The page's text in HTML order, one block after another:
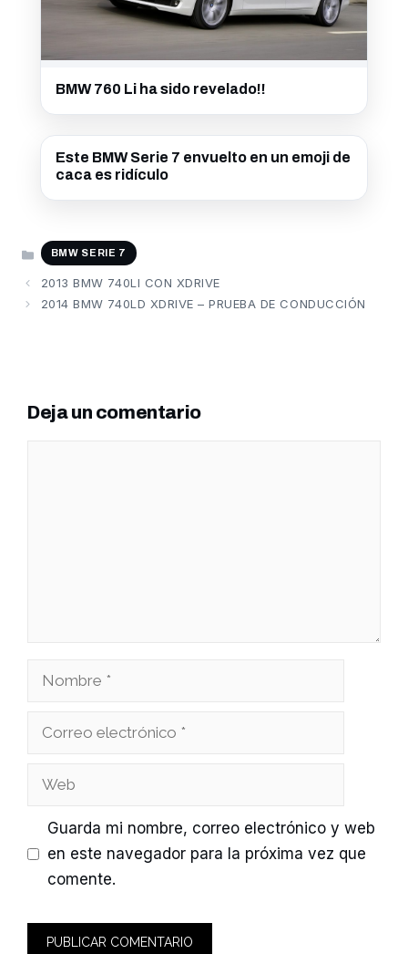
BMW 760 Li ha sido revelado!!
Este BMW Serie 7 envuelto en un emoji de
caca es ridículo
CATEGORÍAS
BMW SERIE 7
2013 BMW 740LI CON XDRIVE
2014 BMW 740LD XDRIVE – PRUEBA DE CONDUCCIÓN
Deja un comentario
Nombre
Correo
Web
Guarda mi nombre, correo electrónico y web
en este navegador para la próxima vez que
comente.